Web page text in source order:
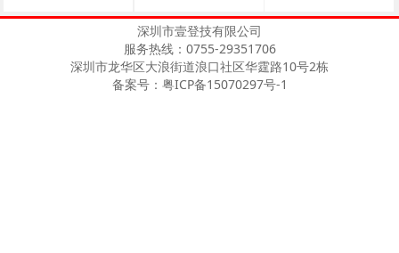
深圳市壹登技有限公司
服务热线：0755-29351706
深圳市龙华区大浪街道浪口社区华霆路10号2栋
备案号：粤ICP备15070297号-1